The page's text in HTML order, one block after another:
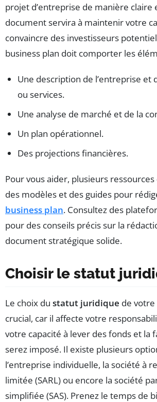
projet d’entreprise de manière claire
document servira à maintenir votre
convaincre des investisseurs
business plan doit comporter les
Une description de l’entreprise et
ou services.
Une analyse de marché et de la
Un plan opérationnel.
Des projections financières.
Pour vous aider, plusieurs
des modèles et des guides pour
business plan. Consultez des
pour des conseils précis sur la
document stratégique solide.
Choisir le statut
Le choix du statut juridique de
crucial, car il affecte votre
votre capacité à lever des fonds et la
serez imposé. Il existe plusieurs
l’entreprise individuelle, la société à
limitée (SARL) ou encore la société
simplifiée (SAS). Prenez le temps de